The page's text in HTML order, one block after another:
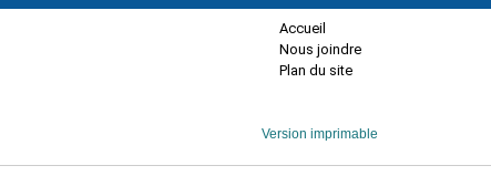
Accueil
Nous joindre
Plan du site
Version imprimable